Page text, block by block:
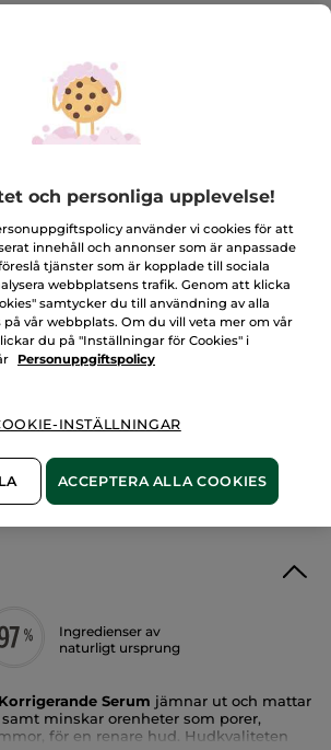
porer, pormaskar och blemmor
30 ml
(391)LÄGG TILL RECENSION
Antal
I VARUKORGEN
229 kr
La Gacilly, Frankrike
eller pengarna tillbaka
KÖPVILLKOR
Ingredienser av
naturligt ursprung
Serum jämnar ut och mattar
minskar orenheter som porer,
för en renare hud. Hudkvaliteten
och personliga upplevelse!
använder vi cookies för att
innehåll och annonser som är anpassade
tjänster som är kopplade till sociala
webbplatsens trafik. Genom att klicka
samtycker du till användning av alla
på vår webbplats. Om du vill veta mer om vår
du på "Inställningar för Cookies" i
Personuppgiftspolicy
INSTÄLLNINGAR
ACCEPTERA ALLA COOKIES